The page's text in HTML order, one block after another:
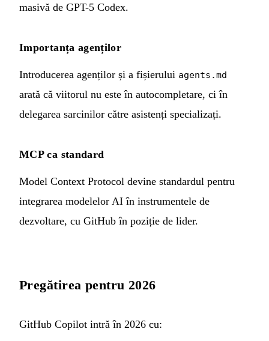
masivă de GPT-5 Codex.
Importanța agenților
Introducerea agenților și a fișierului agents.md
arată că viitorul nu este în autocompletare, ci în
delegarea sarcinilor către asistenți specializați.
MCP ca standard
Model Context Protocol devine standardul pentru
integrarea modelelor AI în instrumentele de
dezvoltare, cu GitHub în poziție de lider.
Pregătirea pentru 2026
GitHub Copilot intră în 2026 cu: